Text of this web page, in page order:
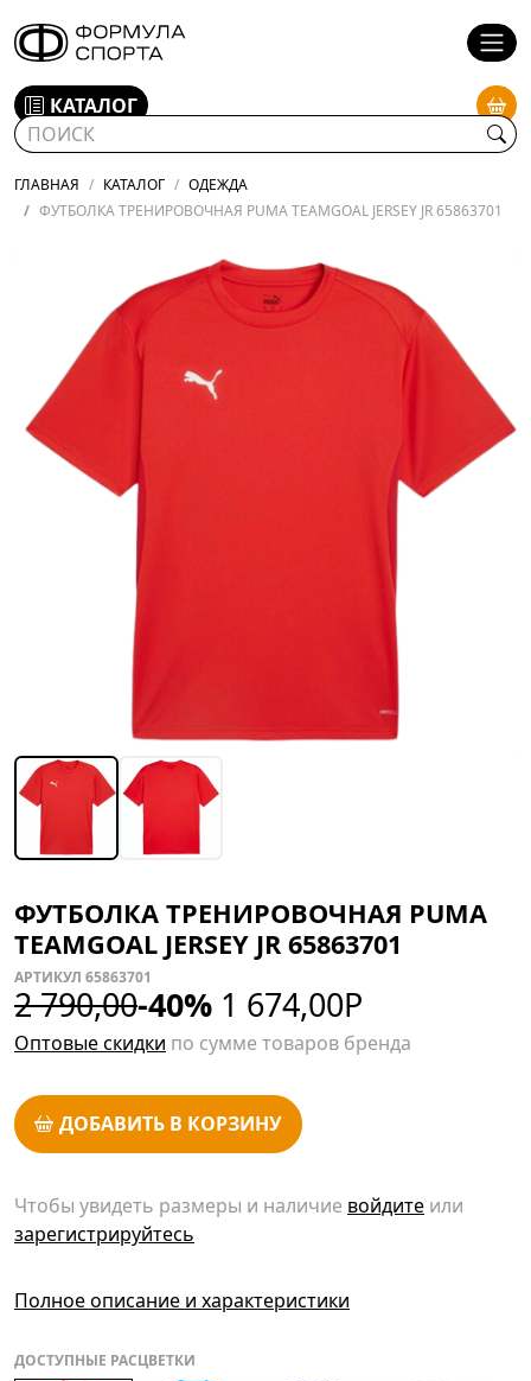
КАТАЛОГ
ГЛАВНАЯ КАТАЛОГ
ОДЕЖДА
ФУТБОЛКА ТРЕНИРОВОЧНАЯ PUMA TEAMGOAL JERSEY JR 65863701
ФУТБОЛКА ТРЕНИРОВОЧНАЯ PUMA
TEAMGOAL JERSEY JR 65863701
АРТИКУЛ 65863701
2 790,00-40% 1 674,00Р
Оптовые скидки по сумме товаров бренда
ДОБАВИТЬ В КОРЗИНУ
Чтобы увидеть размеры и наличие войдите или
зарегистрируйтесь
Полное описание и характеристики
ДОСТУПНЫЕ РАСЦВЕТКИ